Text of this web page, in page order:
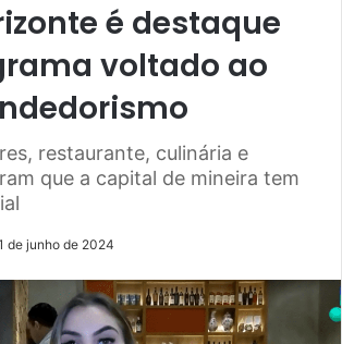
é destaque
voltado ao
restaurante, culinária e
que a capital de mineira tem
de junho de 2024